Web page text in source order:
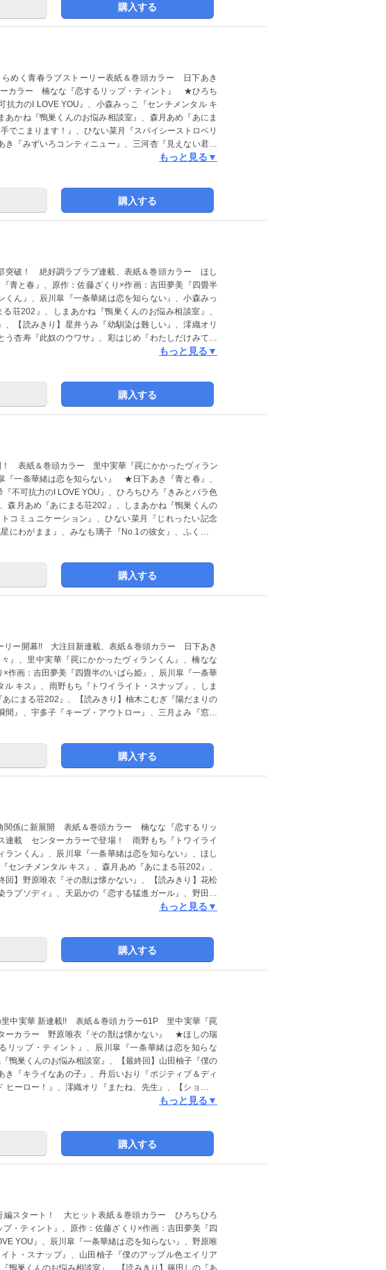
購入する
めく青春ラブストーリー表紙＆巻頭カラー 日下あき
カラー 楠なな『恋するリップ・ティント』 ★ひろち
力のI LOVE YOU』、小森みっこ『センチメンタル キ
かね『鴨巣くんのお悩み相談室』、森月あめ『あにま
でこまります！』、ひない菜月『スパイシーストロベリ
『みずいろコンティニュー』、三河杏『見えない君を
・パーク『初恋中毒』、維澄ヨウ『花火の寄り道』、は
もっと見る▼
購入する
突破！ 絶好調ラブラブ連載、表紙＆巻頭カラー ほし
と春』、原作：佐藤ざくり×作画：吉田夢美『四畳半
ん』、辰川皐『一条華緒は恋を知らない』、小森みっ
荘202』、しまあかね『鴨巣くんのお悩み相談室』、
、【読みきり】星井うみ『幼馴染は難しい』、澪織オリ
う杏寿『此奴のウワサ』、彩はじめ『わたしだけみて澄
い』、【ショート特集：雨と恋】丹后いおり『きみが傘
もっと見る▼
購入する
！ 表紙＆巻頭カラー 里中実華『罠にかかったヴィラン
一条華緒は恋を知らない』 ★日下あき『青と春』、
不可抗力のI LOVE YOU』、ひろちひろ『きみとバラ色
森月あめ『あにまる荘202』、しまあかね『鴨巣くんの
コミュニケーション』、ひない菜月『じれったい記念
にわがまま』、みなも璃子『No.1の彼女』、ふくすけ
購入する
リー開幕!! 大注目新連載、表紙＆巻頭カラー 日下あき
』、里中実華『罠にかかったヴィランくん』、楠なな
×作画：吉田夢美『四畳半のいばら姫』、辰川皐『一条華
キス』、雨野もち『トワイライト・スナップ』、しま
にまる荘202』、【読みきり】柚木こむぎ『陽だまりの
』、宇多子『キープ・アウトロー』、三月よみ『窓際
購入する
関係に新展開 表紙＆巻頭カラー 楠なな『恋するリッ
連載 センターカラーで登場！ 雨野もち『トワイライ
ンくん』、辰川皐『一条華緒は恋を知らない』、ほし
センチメンタル キス』、森月あめ『あにまる荘202』、
回】野原唯衣『その獣は懐かない』、【読みきり】花松
プソディ』、天凪かの『恋する猛進ガール』、野田み
君だけが知らないこと』、【ショート特集】よしはら知
もっと見る▼
購入する
里中実華 新連載!! 表紙＆巻頭カラー61P 里中実華『罠
ーカラー 野原唯衣『その獣は懐かない』 ★ほしの瑞
リップ・ティント』、辰川皐『一条華緒は恋を知らな
鴨巣くんのお悩み相談室』、【最終回】山田柚子『僕の
『キライなあの子』、丹后いおり『ポジティブ＆ディ
ーロー！』、澪織オリ『またね、先生』、【ショート
』、維澄ヨウ『恋と弁明』、皐月あかり『青春の続き
もっと見る▼
購入する
編スタート！ 大ヒット表紙＆巻頭カラー ひろちひろ
・ティント』、原作：佐藤ざくり×作画：吉田夢美『四
YOU』、辰川皐『一条華緒は恋を知らない』、野原唯
ト・スナップ』、山田柚子『僕のアップル色エイリア